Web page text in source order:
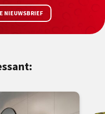
NIEUWSBRIEF